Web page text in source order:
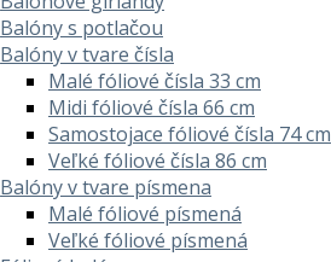
Balóny s potlačou
Balóny v tvare čísla
Malé fóliové čísla 33 cm
Midi fóliové čísla 66 cm
Samostojace fóliové čísla 74 cm
Veľké fóliové čísla 86 cm
Balóny v tvare písmena
Malé fóliové písmená
Veľké fóliové písmená